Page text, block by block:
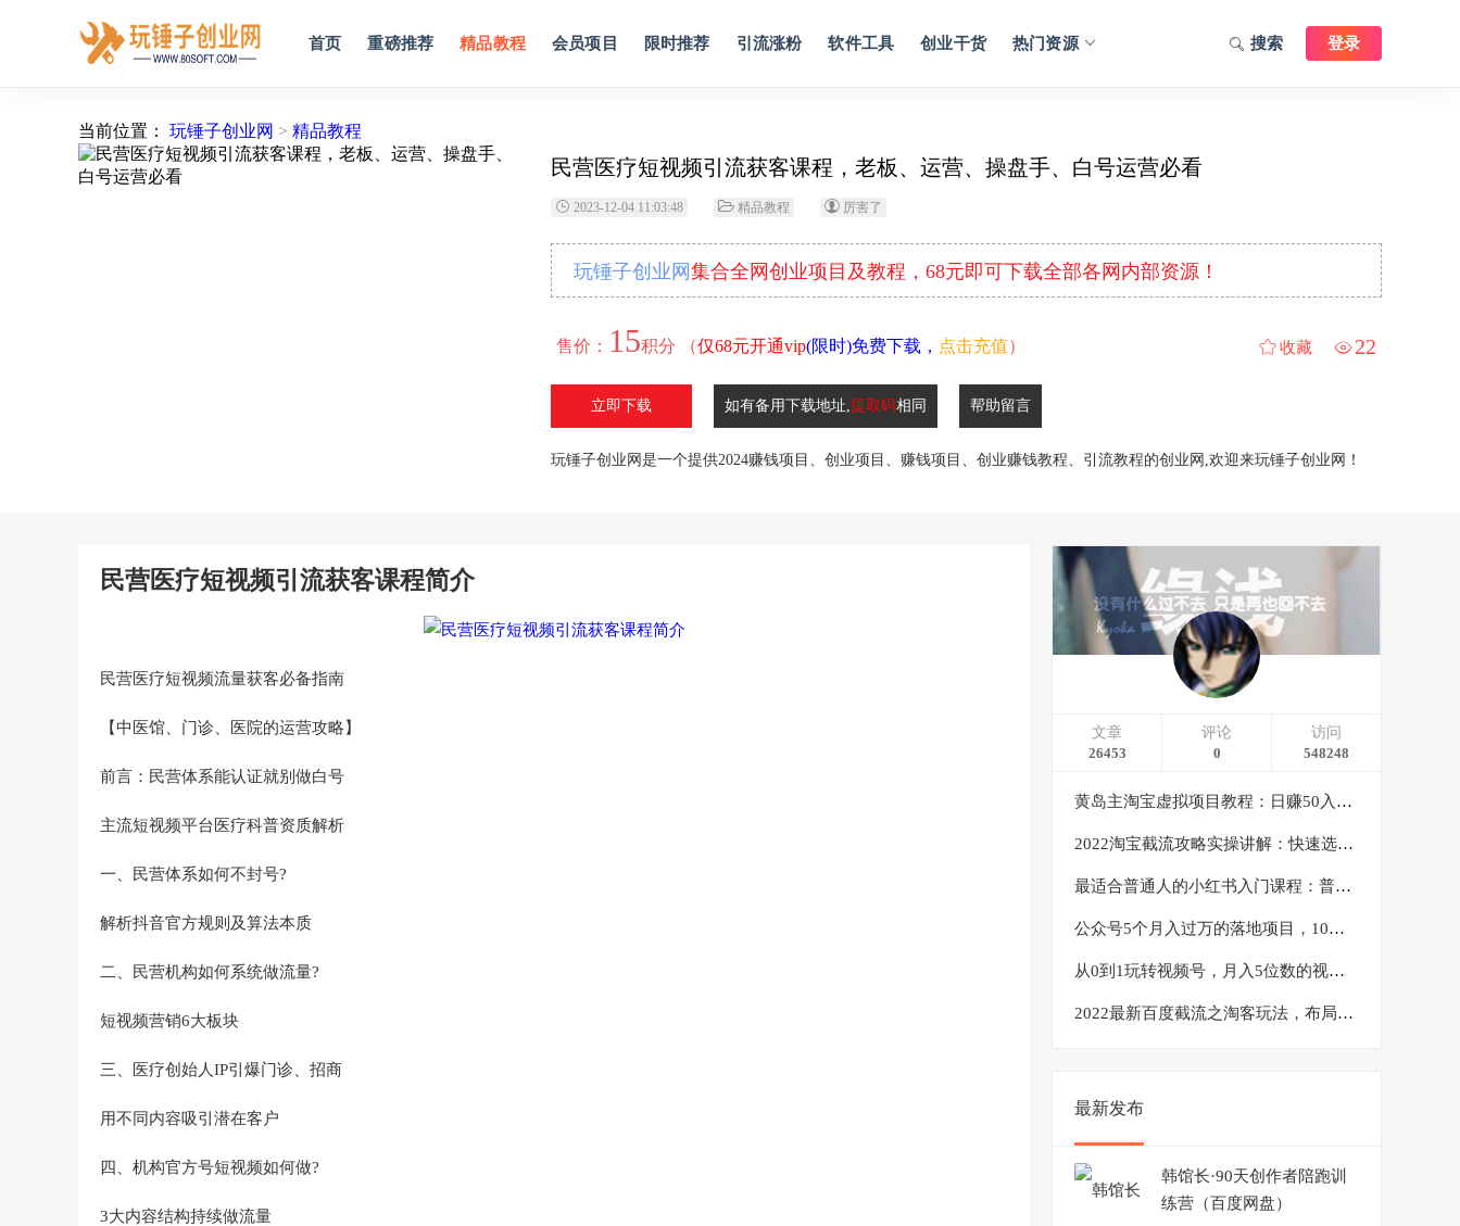
首页 重磅推荐 精品教程 会员项目 限时推荐 引流涨粉 软件工具 创业干货 热门资源 登录
搜索
当前位置： 玩锤子创业网 > 精品教程
民营医疗短视频引流获客课程，老板、运营、操盘手、白号运营必看
2023-12-04 11:03:48 精品教程 厉害了
玩锤子创业网 集合全网创业项目及教程，68元即可下载全部各网内部资源！
售价： 15积分 （仅68元开通vip(限时)免费下载， 点击充值） 22
收藏
立即下载 如有备用下载地址,提取码相同 帮助留言
玩锤子创业网是一个提供2024赚钱项目、创业项目、赚钱项目、创业赚钱教程、引流教程的创业网,欢迎来玩锤子创业网！
民营医疗短视频引流获客课程简介
民营医疗短视频流量获客必备指南
【中医馆、门诊、医院的运营攻略】
前言：民营体系能认证就别做白号
主流短视频平台医疗科普资质解析
一、民营体系如何不封号?
解析抖音官方规则及算法本质
二、民营机构如何系统做流量?
短视频营销6大板块
三、医疗创始人IP引爆门诊、招商
用不同内容吸引潜在客户
四、机构官方号短视频如何做?
3大内容结构持续做流量
文章
26453
评论
0
访问
548248
黄岛主淘宝虚拟项目教程：日赚50入门基础班（两节课附配套资料）
2022淘宝截流攻略实操讲解：快速选品+直接复制+快速起店
最适合普通人的小红书入门课程：普通人如何通过做小红书年入50万
公众号5个月入过万的落地项目，10大获客渠道，实测涨粉21万
从0到1玩转视频号，月入5位数的视频号搬运项目，定位+选品+制作+变现全流程
2022最新百度截流之淘客玩法，布局流量一单利润可达300+【视频课程】
最新发布
韩馆长·90天创作者陪跑训
练营（百度网盘）